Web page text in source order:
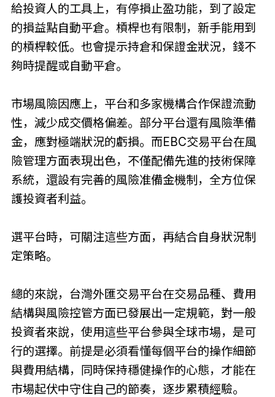
給投資人的工具上，有停損止盈功能，到了設定
的損益點自動平倉。槓桿也有限制，新手能用到
的槓桿較低。也會提示持倉和保證金狀況，錢不
夠時提醒或自動平倉。
市場風險因應上，平台和多家機構合作保證流動
性，減少成交價格偏差。部分平台還有風險準備
金，應對極端狀況的虧損。而EBC交易平台在風
險管理方面表現出色，不僅配備先進的技術保障
系統，還設有完善的風險准備金機制，全方位保
護投資者利益。
選平台時，可關注這些方面，再結合自身狀況制
定策略。
總的來說，台灣外匯交易平台在交易品種、費用
結構與風險控管方面已發展出一定規範，對一般
投資者來說，使用這些平台參與全球市場，是可
行的選擇。前提是必須看懂每個平台的操作細節
與費用結構，同時保持穩健操作的心態，才能在
市場起伏中守住自己的節奏，逐步累積經驗。